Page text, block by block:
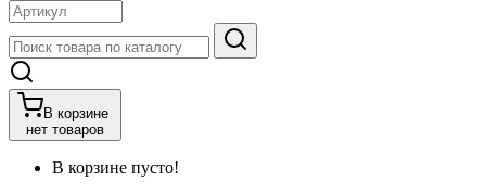
В корзине
нет товаров
В корзине пусто!